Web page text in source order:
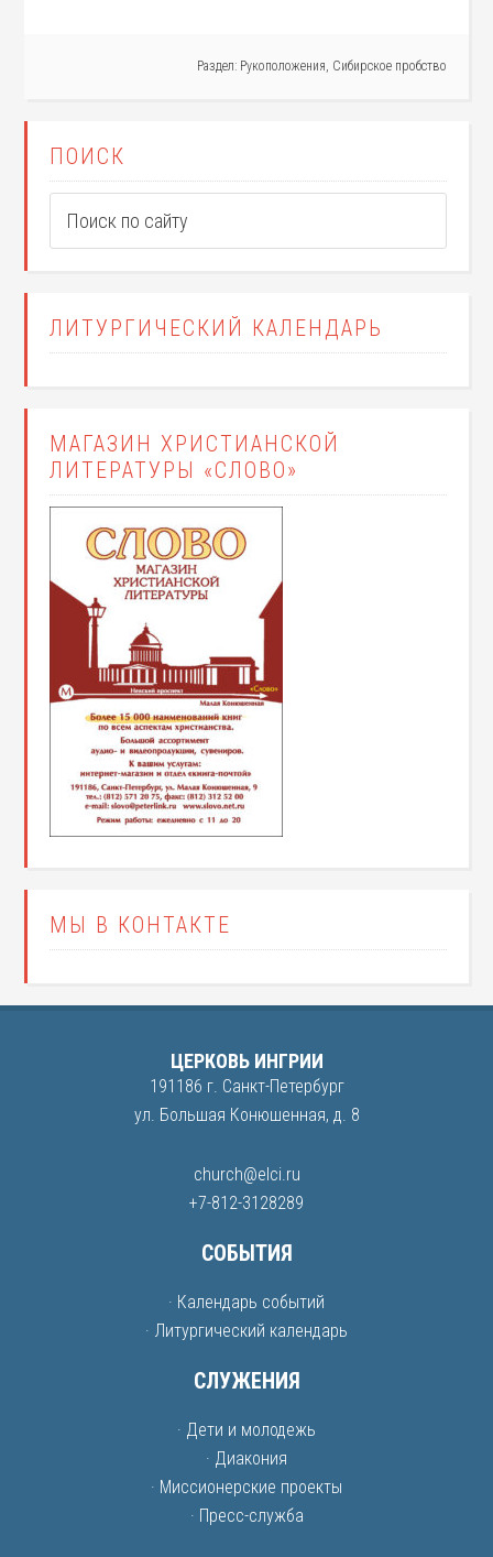
Раздел: Рукоположения, Сибирское пробство
ПОИСК
ЛИТУРГИЧЕСКИЙ КАЛЕНДАРЬ
МАГАЗИН ХРИСТИАНСКОЙ
ЛИТЕРАТУРЫ «СЛОВО»
МЫ В КОНТАКТЕ
ЦЕРКОВЬ ИНГРИИ
191186 г. Санкт-Петербург
ул. Большая Конюшенная, д. 8
church@elci.ru
+7-812-3128289
СОБЫТИЯ
· Календарь событий
· Литургический календарь
СЛУЖЕНИЯ
· Дети и молодежь
· Диакония
· Миссионерские проекты
· Пресс-служба